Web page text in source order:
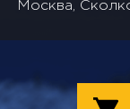
Москва,